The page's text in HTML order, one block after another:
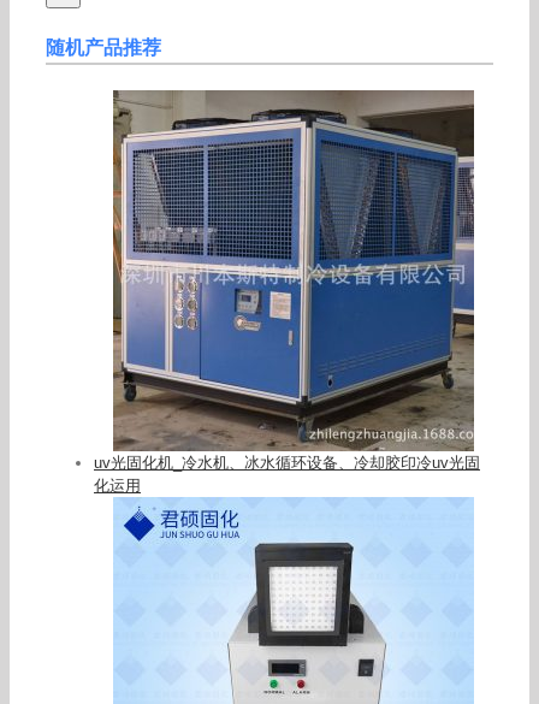
随机产品推荐
uv光固化机_冷水机、冰水循环设备、冷却胶印冷uv光固
化运用